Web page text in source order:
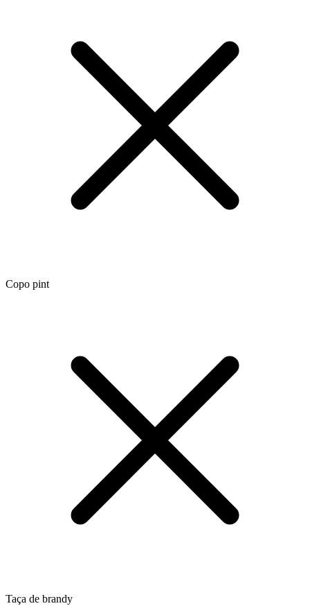
Copo pint
Taça de brandy